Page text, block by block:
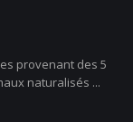
provenant des 5
naturalisés ...